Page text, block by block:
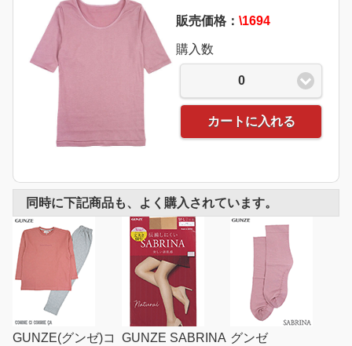
販売価格： \1694
購入数
0
カートに入れる
同時に下記商品も、よく購入されています。
GUNZE(グンゼ)コ
GUNZE SABRINA グンゼ